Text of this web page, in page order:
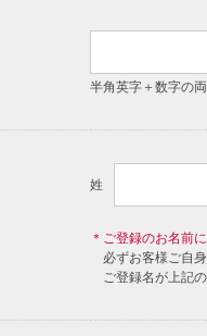
半角英字＋数字の
姓
＊ご登録のお名前
必ずお客様ご自身
ご登録名が上記の